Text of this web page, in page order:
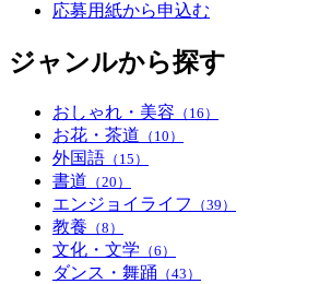
応募用紙から申込む
ジャンルから探す
おしゃれ・美容 （16）
お花・茶道 （10）
外国語 （15）
書道 （20）
エンジョイライフ （39）
教養 （8）
文化・文学 （6）
ダンス・舞踊 （43）